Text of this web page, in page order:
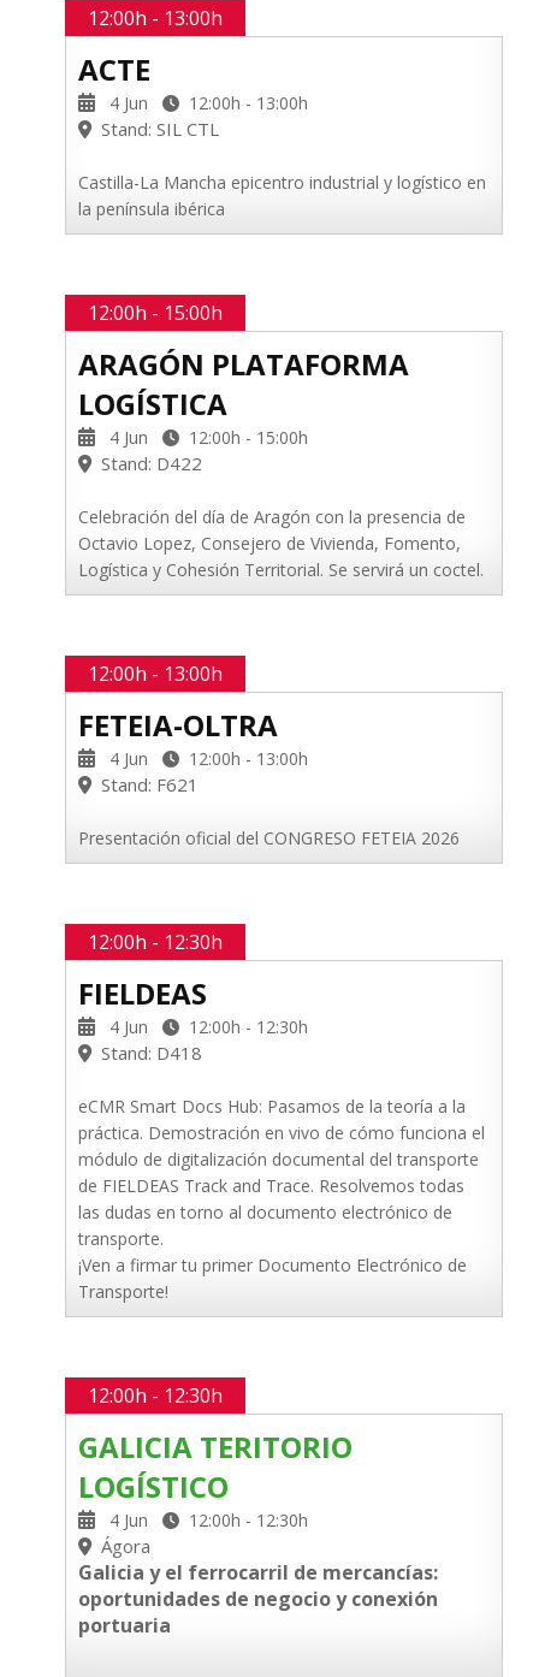
12:00h - 13:00h
ACTE
4 Jun 12:00h - 13:00h
Stand: SIL CTL
Castilla-La Mancha epicentro industrial y logístico en
la península ibérica
12:00h - 15:00h
ARAGÓN PLATAFORMA
LOGÍSTICA
4 Jun 12:00h - 15:00h
Stand: D422
Celebración del día de Aragón con la presencia de
Octavio Lopez, Consejero de Vivienda, Fomento,
Logística y Cohesión Territorial. Se servirá un coctel.
12:00h - 13:00h
FETEIA-OLTRA
4 Jun 12:00h - 13:00h
Stand: F621
Presentación oficial del CONGRESO FETEIA 2026
12:00h - 12:30h
FIELDEAS
4 Jun 12:00h - 12:30h
Stand: D418
eCMR Smart Docs Hub: Pasamos de la teoría a la
práctica. Demostración en vivo de cómo funciona el
módulo de digitalización documental del transporte
de FIELDEAS Track and Trace. Resolvemos todas
las dudas en torno al documento electrónico de
transporte.
¡Ven a firmar tu primer Documento Electrónico de
Transporte!
12:00h - 12:30h
GALICIA TERITORIO
LOGÍSTICO
4 Jun 12:00h - 12:30h
Ágora
Galicia y el ferrocarril de mercancías:
oportunidades de negocio y conexión
portuaria